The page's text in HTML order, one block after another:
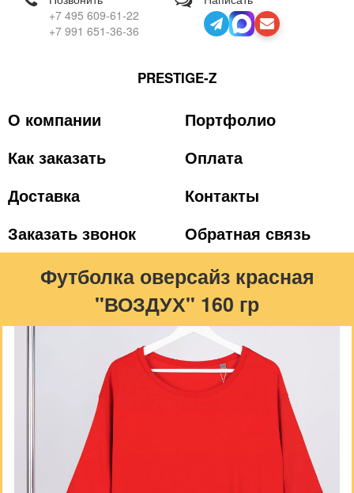
+7 495 609-61-22
+7 991 651-36-36
PRESTIGE-Z
О компании
Портфолио
Как заказать
Оплата
Доставка
Контакты
Заказать звонок
Обратная связь
Футболка оверсайз красная
"ВОЗДУХ" 160 гр